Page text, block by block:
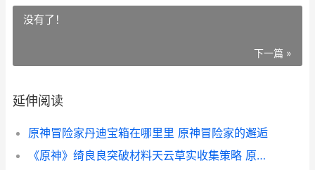
没有了！
下一篇 »
延伸阅读
原神冒险家丹迪宝箱在哪里里 原神冒险家的邂逅
《原神》绮良良突破材料天云草实收集策略 原神绮良良圣遗物搭配推荐